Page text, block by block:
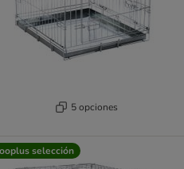
5 opciones
selección